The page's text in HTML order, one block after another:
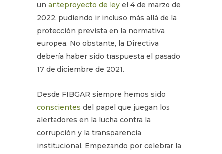
un anteproyecto de ley el 4 de marzo de
2022, pudiendo ir incluso más allá de la
protección prevista en la normativa
europea. No obstante, la Directiva
debería haber sido traspuesta el pasado
17 de diciembre de 2021.
Desde FIBGAR siempre hemos sido
conscientes del papel que juegan los
alertadores en la lucha contra la
corrupción y la transparencia
institucional. Empezando por celebrar la